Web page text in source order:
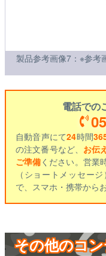
製品参考画像7：※参考
電話での
自動音声にて24時間
の注文番号など、 お伝
ご準備ください。営業
（ショートメッセー
で、スマホ・携帯から
その他のコ